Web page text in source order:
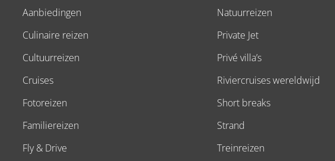
Aanbiedingen
Culinaire reizen
Cultuurreizen
Cruises
Fotoreizen
Familiereizen
Fly & Drive
Natuurreizen
Private Jet
Privé villa’s
Riviercruises wereldwijd
Short breaks
Strand
Treinreizen